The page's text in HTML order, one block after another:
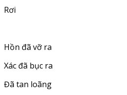
Rơi
Hồn đã vỡ ra
Xác đã bục ra
Đã tan loãng